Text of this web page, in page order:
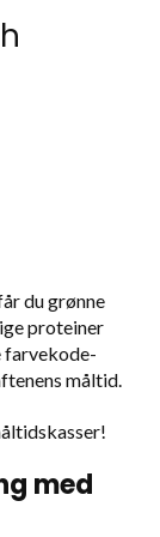
du grønne
proteiner
farvekode-
måltid.
med